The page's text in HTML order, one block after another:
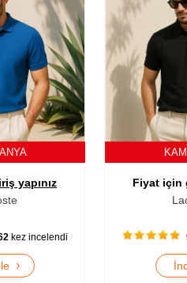
yapınız
kez incelendi
›
Fiyat için